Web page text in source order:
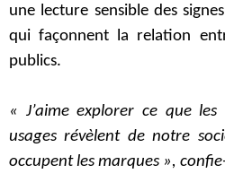
une lecture sensible des
qui façonnent la relation
publics.
« J’aime explorer ce que
usages révèlent de notre
occupent les marques »,